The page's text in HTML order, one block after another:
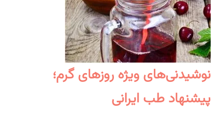
نوشیدنی‌های ویژه روزهای گرم؛
پیشنهاد طب ایرانی